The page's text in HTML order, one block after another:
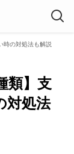
時の対処法も解説
類】支
対処法